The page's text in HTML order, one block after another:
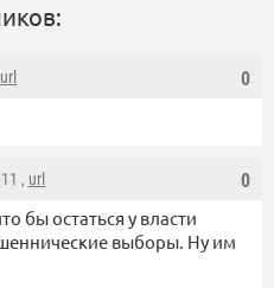
0
url
0
, url
бы остаться у власти
выборы. Ну им